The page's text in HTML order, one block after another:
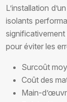
L’installation
isolants
pour éviter les
Surcoût
Coût des
Main-